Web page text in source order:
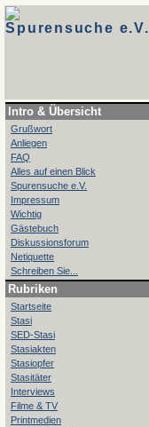
Spurensuche e.V.
Intro & Übersicht
Grußwort
Anliegen
FAQ
Alles auf einen Blick
Spurensuche e.V.
Impressum
Wichtig
Gästebuch
Diskussionsforum
Netiquette
Schreiben Sie...
Rubriken
Startseite
Stasi
SED-Stasi
Stasiakten
Stasiopfer
Stasitäter
Interviews
Filme & TV
Printmedien